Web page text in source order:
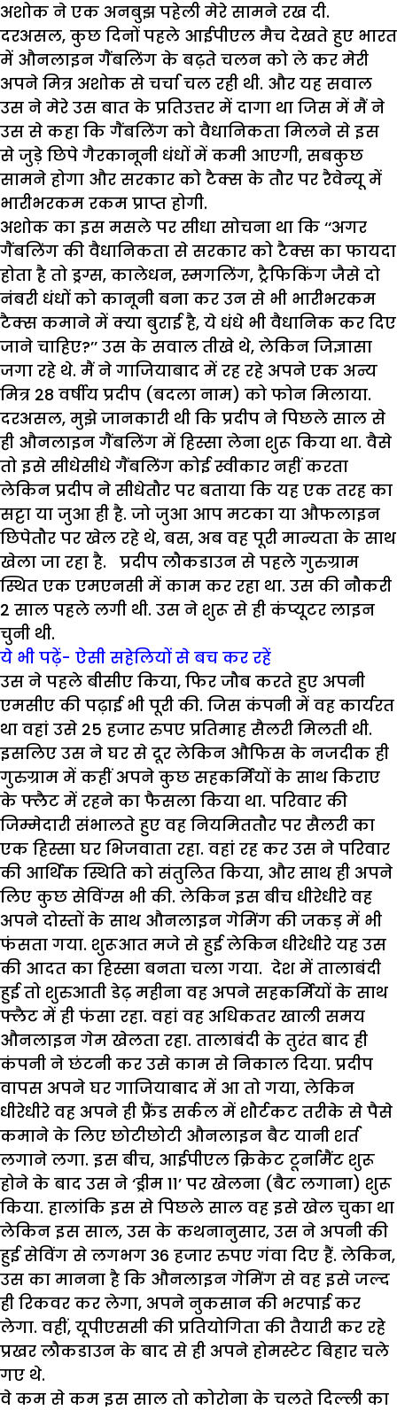
अशोक ने एक अनबुझ पहेली मेरे सामने रख दी.
दरअसल, कुछ दिनों पहले आईपीएल मैच देखते हुए भारत
में औनलाइन गैंबलिंग के बढ़ते चलन को ले कर मेरी
अपने मित्र अशोक से चर्चा चल रही थी. और यह सवाल
उस ने मेरे उस बात के प्रतिउत्तर में दागा था जिस में मैं ने
उस से कहा कि गैंबलिंग को वैधानिकता मिलने से इस
से जुड़े छिपे गैरकानूनी धंधों में कमी आएगी, सबकुछ
सामने होगा और सरकार को टैक्स के तौर पर रैवेन्यू में
भारीभरकम रकम प्राप्त होगी.
अशोक का इस मसले पर सीधा सोचना था कि ‘‘अगर
गैंबलिंग की वैधानिकता से सरकार को टैक्स का फायदा
होता है तो ड्रग्स, कालेधन, स्मगलिंग, ट्रैफिकिंग जैसे दो
नंबरी धंधों को कानूनी बना कर उन से भी भारीभरकम
टैक्स कमाने में क्या बुराई है, ये धंधे भी वैधानिक कर दिए
जाने चाहिए?’’ उस के सवाल तीखे थे, लेकिन जिज्ञासा
जगा रहे थे. मैं ने गाजियाबाद में रह रहे अपने एक अन्य
मित्र 28 वर्षीय प्रदीप (बदला नाम) को फोन मिलाया.
दरअसल, मुझे जानकारी थी कि प्रदीप ने पिछले साल से
ही औनलाइन गैंबलिंग में हिस्सा लेना शुरू किया था. वैसे
तो इसे सीधेसीधे गैंबलिंग कोई स्वीकार नहीं करता
लेकिन प्रदीप ने सीधेतौर पर बताया कि यह एक तरह का
सट्टा या जुआ ही है. जो जुआ आप मटका या औफलाइन
छिपेतौर पर खेल रहे थे, बस, अब वह पूरी मान्यता के साथ
खेला जा रहा है. प्रदीप लौकडाउन से पहले गुरुग्राम
स्थित एक एमएनसी में काम कर रहा था. उस की नौकरी
2 साल पहले लगी थी. उस ने शुरू से ही कंप्यूटर लाइन
चुनी थी.
ये भी पढ़ें- ऐसी सहेलियों से बच कर रहें
उस ने पहले बीसीए किया, फिर जौब करते हुए अपनी
एमसीए की पढ़ाई भी पूरी की. जिस कंपनी में वह कार्यरत
था वहां उसे 25 हजार रुपए प्रतिमाह सैलरी मिलती थी.
इसलिए उस ने घर से दूर लेकिन औफिस के नजदीक ही
गुरुग्राम में कहीं अपने कुछ सहकर्मियों के साथ किराए
के फ्लैट में रहने का फैसला किया था. परिवार की
जिम्मेदारी संभालते हुए वह नियमिततौर पर सैलरी का
एक हिस्सा घर भिजवाता रहा. वहां रह कर उस ने परिवार
की आर्थिक स्थिति को संतुलित किया, और साथ ही अपने
लिए कुछ सेविंग्स भी की. लेकिन इस बीच धीरेधीरे वह
अपने दोस्तों के साथ औनलाइन गेमिंग की जकड़ में भी
फंसता गया. शुरूआत मजे से हुई लेकिन धीरेधीरे यह उस
की आदत का हिस्सा बनता चला गया. देश में तालाबंदी
हुई तो शुरुआती डेढ़ महीना वह अपने सहकर्मियों के साथ
फ्लैट में ही फंसा रहा. वहां वह अधिकतर खाली समय
औनलाइन गेम खेलता रहा. तालाबंदी के तुरंत बाद ही
कंपनी ने छंटनी कर उसे काम से निकाल दिया. प्रदीप
वापस अपने घर गाजियाबाद में आ तो गया, लेकिन
धीरेधीरे वह अपने ही फ्रैंड सर्कल में शौर्टकट तरीके से पैसे
कमाने के लिए छोटीछोटी औनलाइन बैट यानी शर्त
लगाने लगा. इस बीच, आईपीएल क्रिकेट टूर्नामैंट शुरू
होने के बाद उस ने ‘ड्रीम 11’ पर खेलना (बैट लगाना) शुरू
किया. हालांकि इस से पिछले साल वह इसे खेल चुका था
लेकिन इस साल, उस के कथनानुसार, उस ने अपनी की
हुई सेविंग से लगभग 36 हजार रुपए गंवा दिए हैं. लेकिन,
उस का मानना है कि औनलाइन गेमिंग से वह इसे जल्द
ही रिकवर कर लेगा, अपने नुकसान की भरपाई कर
लेगा. वहीं, यूपीएससी की प्रतियोगिता की तैयारी कर रहे
प्रखर लौकडाउन के बाद से ही अपने होमस्टेट बिहार चले
गए थे.
वे कम से कम इस साल तो कोरोना के चलते दिल्ली का